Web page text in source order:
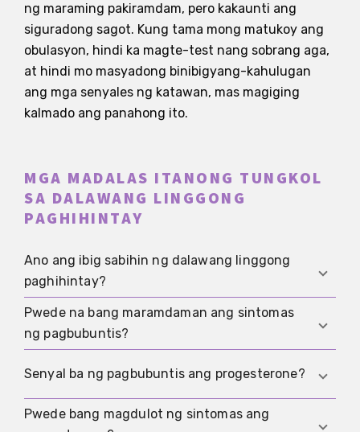
ng maraming pakiramdam, pero kakaunti ang
siguradong sagot. Kung tama mong matukoy ang
obulasyon, hindi ka magte-test nang sobrang aga,
at hindi mo masyadong binibigyang-kahulugan
ang mga senyales ng katawan, mas magiging
kalmado ang panahong ito.
MGA MADALAS ITANONG TUNGKOL
SA DALAWANG LINGGONG
PAGHIHINTAY
Ano ang ibig sabihin ng dalawang linggong
paghihintay?
Ito ang panahon pagkatapos ng obulasyon
hanggang sa inaasahang regla o hanggang sa
Pwede na bang maramdaman ang sintomas
ng pagbubuntis?
Maaaring may mga nararamdaman, pero hindi
madalas ding lumalabas bago mag-regla.
Senyal ba ng pagbubuntis ang progesterone?
Hindi. Bahagi rin ito ng normal na cycle, lalo na
Pwede bang magdulot ng sintomas ang